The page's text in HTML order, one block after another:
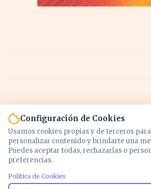
Noticias y análisis de
Configuración de Cookies
Usamos cookies propias y de terceros
personalizar contenido y brindarte una
Puedes aceptar todas, rechazarlas o
preferencias.
Política de Cookies